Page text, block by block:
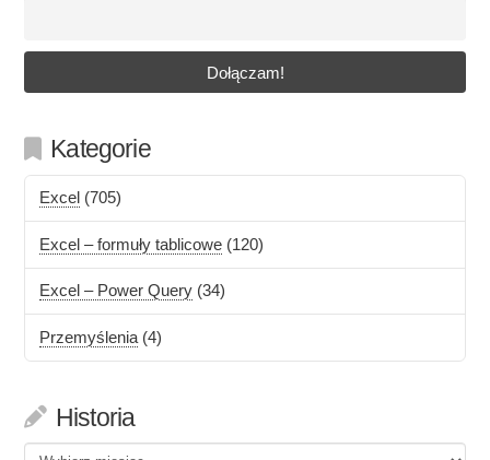
Kategorie
Excel (705)
Excel – formuły tablicowe (120)
Excel – Power Query (34)
Przemyślenia (4)
Historia
Historia